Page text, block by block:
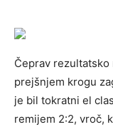
Čeprav
prejšnjem krogu
je bil tokratni el
remijem 2:2, vroč,